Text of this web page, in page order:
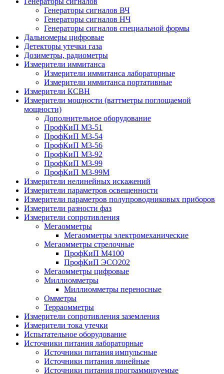
Генераторы сигналов ВЧ
Генераторы сигналов НЧ
Генераторы сигналов специальной формы
Дальномеры цифровые
Детекторы утечки газа
Дозиметры, радиометры
Измерители иммитанса
Измерители иммитанса лабораторные
Измерители иммитанса портативные
Измерители КСВН
Измерители мощности (ваттметры поглощаемой
мощности)
Дополнительное оборудование
ПрофКиП М3-51
ПрофКиП М3-54
ПрофКиП М3-56
ПрофКиП М3-92
ПрофКиП М3-99
ПрофКиП М3-99М
Измерители нелинейных искажений
Измерители параметров освещенности
Измерители параметров полупроводниковых приборов
Измерители разности фаз
Измерители сопротивления
Мегаомметры
Мегаомметры электромеханические
Мегаомметры стрелочные
ПрофКиП М4100
ПрофКиП ЭСО202
Мегаомметры цифровые
Миллиомметры
Миллиомметры переносные
Омметры
Терраомметры
Измерители сопротивления заземления
Измерители тока утечки
Испытательное оборудование
Источники питания лабораторные
Источники питания импульсные
Источники питания линейные
Источники питания программируемые